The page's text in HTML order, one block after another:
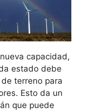
capacidad,
estado debe
terreno para
Esto da un
que puede